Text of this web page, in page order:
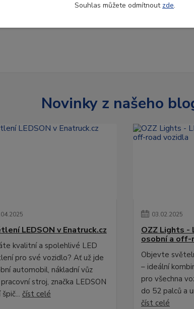
Novinky z našeho
04.2025
LEDSON v Enatruck.cz
kvalitní a spolehlivé LED
pro své vozidlo? Ať už jde
automobil, nákladní vůz
stroj, značka LEDSON
číst celé
03.02.2025
OZZ Lights -
osobní a off-
Objevte
– ideální
pro všechna
do 52 palců a
číst celé
Souhlas můžete odmítnout zde.